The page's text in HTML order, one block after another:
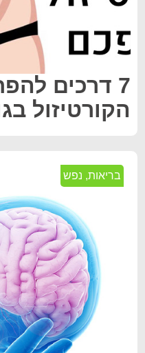
7 דרכים
הקורטיזול
בריאות, נפש